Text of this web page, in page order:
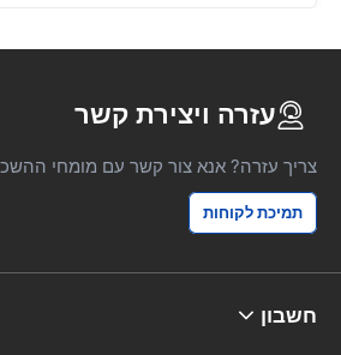
עזרה ויצירת קשר
צריך עזרה? אנא צור קשר עם מומחי
תמיכת לקוחות
חשבון